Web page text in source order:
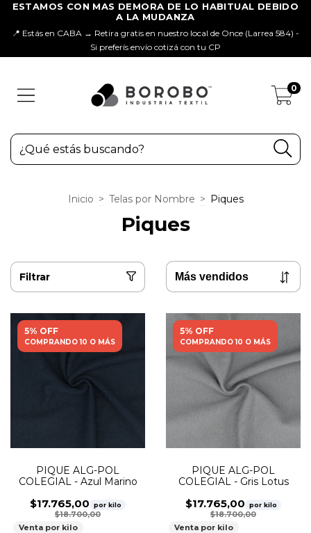
📍 Estás en CABA → Retira gratis en nuestro local de Once (Larrea 584) -
Si preferís envío cotizá con tu CP
0
Inicio > Telas por Nombre > Piques
Piques
Filtrar
5% OFF
COMPRANDO 10 O MÁS
PIQUE ALG-POL
COLEGIAL - Azul Marino
$17.765,00 por kilo
$18.700,00
Venta por kilo
5% OFF
COMPRANDO 10 O MÁS
PIQUE ALG-POL
COLEGIAL - Gris Lotus
$17.765,00 por kilo
$18.700,00
Venta por kilo